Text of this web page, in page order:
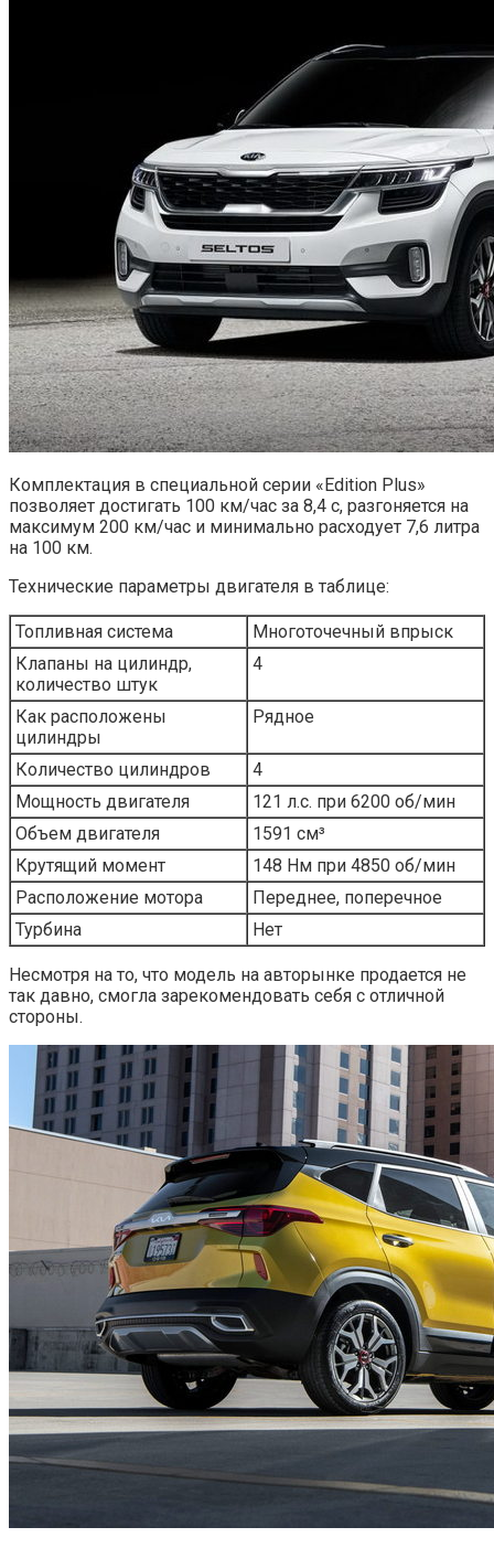
Комплектация в специальной серии «Edition Plus»
позволяет достигать 100 км/час за 8,4 с, разгоняется на
максимум 200 км/час и минимально расходует 7,6 литра
на 100 км.
Технические параметры двигателя в таблице:
Топливная система
Многоточечный впрыск
Клапаны на цилиндр,
количество штук
4
Как расположены
цилиндры
Рядное
Количество цилиндров
4
Мощность двигателя
121 л.с. при 6200 об/мин
Объем двигателя
1591 см³
Крутящий момент
148 Нм при 4850 об/мин
Расположение мотора
Переднее, поперечное
Турбина
Нет
Несмотря на то, что модель на авторынке продается не
так давно, смогла зарекомендовать себя с отличной
стороны.